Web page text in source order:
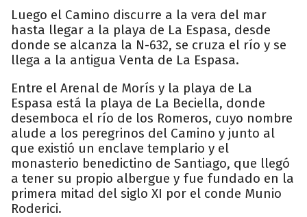
Luego el Camino discurre a la vera del mar
hasta llegar a la playa de La Espasa, desde
donde se alcanza la N-632, se cruza el río y se
llega a la antigua Venta de La Espasa.
Entre el Arenal de Morís y la playa de La
Espasa está la playa de La Beciella, donde
desemboca el río de los Romeros, cuyo nombre
alude a los peregrinos del Camino y junto al
que existió un enclave templario y el
monasterio benedictino de Santiago, que llegó
a tener su propio albergue y fue fundado en la
primera mitad del siglo XI por el conde Munio
Roderici.